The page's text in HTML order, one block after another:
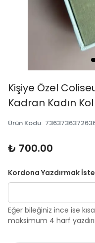
Kişiye Özel
Kadran Kadın
Ürün Kodu:
₺ 700.00
Kordona Yazdırmak
Eğer bileğiniz ince ise
maksimum 4 harf